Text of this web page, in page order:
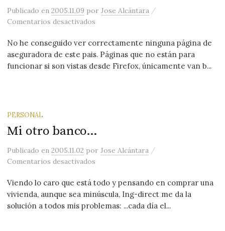
Publicadoen2005.11.09 porJose Alcántara /
Comentarios desactivados
No he conseguido ver correctamente ninguna página de
aseguradora de este pais. Páginas que no están para
funcionar si son vistas desde Firefox, únicamente van b...
PERSONAL
Mi otro banco…
Publicadoen2005.11.02 porJose Alcántara /
Comentarios desactivados
Viendo lo caro que está todo y pensando en comprar una
vivienda, aunque sea minúscula, Ing-direct me da la
solución a todos mis problemas: ...cada día el...